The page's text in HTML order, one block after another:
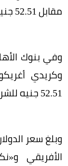
مقابل 52.51 جنيه للبيع.
وفي بنوك
وكريدي
52.51 جنيه للشراء مقابل 52.61 جنيه للبيع.
وبلغ سعر
الأفريقي